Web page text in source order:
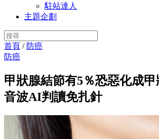
駐站達人
主題企劃
首頁 / 防癌
防癌
甲狀腺結節有5％恐惡化成
音波AI判讀免扎針